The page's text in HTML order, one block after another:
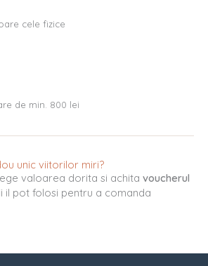
cele fizice
de min. 800 lei
unic viitorilor miri?
valoarea dorita si achita voucherul
il pot folosi pentru a comanda